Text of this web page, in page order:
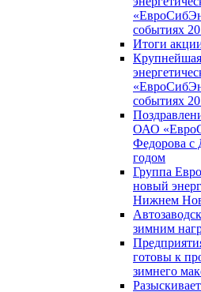
событиях
Итоги
Крупнейшая
событиях
ОАО
Федорова с
годом
Группа
новый
Нижнем
зимним
готовы к
зимнего